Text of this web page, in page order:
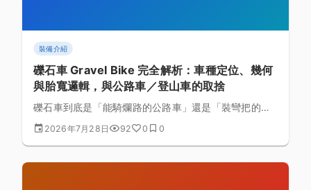
裝備介紹
礫石車 Gravel Bike 完全解析：車種定位、幾何
與胎寬邏輯，與公路車／登山車的取捨
礫石車到底是「能騎爛路的公路車」還是「裝彎把的登
山車」？從幾何數字背後的物理意義、胎寬與輪徑的選
擇邏輯、傳動與齒比配置，到什麼情況下你其實不需要
2026年7月28日 92 0 0